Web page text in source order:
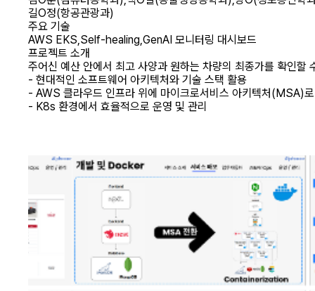
길O정(항공관광과)
주요 기술
AWS EKS,Self-healing,GenAI 모니터링 대시보드
프로젝트 소개
주어신 예산 안에서 최고 사양과 원하는 차량의 최종가를 확인할
- 현대적인 소프트웨어 아키텍처와 기술 스택 활용
- AWS 클라우드 인프라 위에 마이크로서비스 아키텍처(MSA)
- K8s 환경에서 효율적으로 운영 및 관리